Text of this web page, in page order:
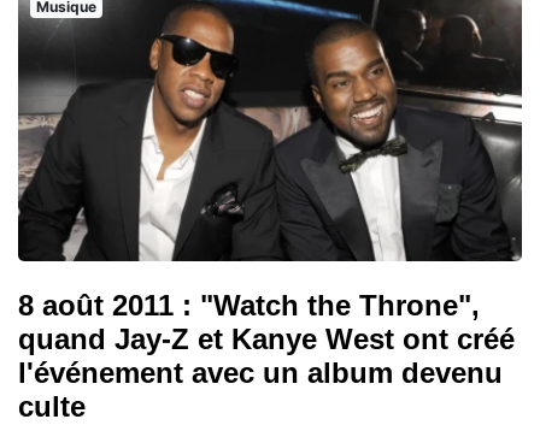
Musique
8 août 2011 : "Watch the Throne",
quand Jay-Z et Kanye West ont créé
l'événement avec un album devenu
culte